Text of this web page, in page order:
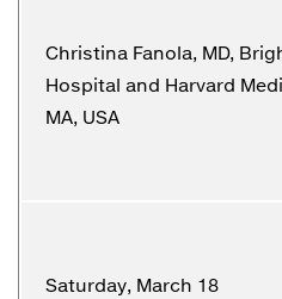
Christina Fanola, MD,
Hospital and Harvard
MA, USA
Saturday, March 18